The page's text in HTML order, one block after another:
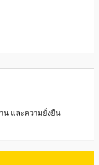
น และความยั่งยืน